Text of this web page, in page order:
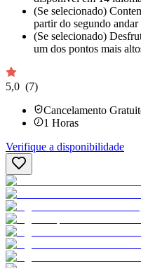
(Se selecionado)
partir do segundo
(Se selecionado)
um dos pontos mais
5,0 (7)
Cancelamento
1 Horas
Verifique a disponibilidade